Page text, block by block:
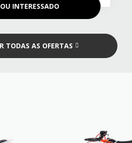
INTERESSADO
TODAS AS OFERTAS